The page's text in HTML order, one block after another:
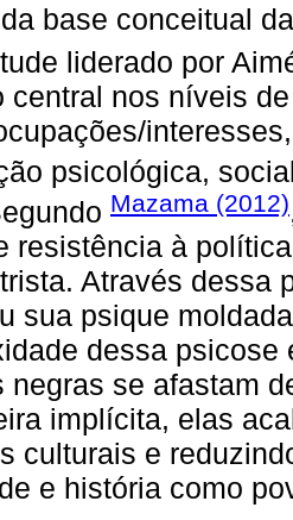
base conceitual
liderado por
central nos níveis
psicológica,
Mazama (2012)
resistência à
Através dessa
sua psique
dessa psicose
negras se afastam
implícita, elas
culturais e
e história como